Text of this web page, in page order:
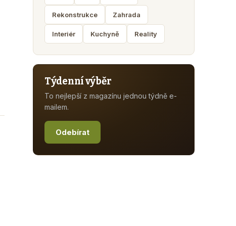
Rekonstrukce Zahrada
Interiér Kuchyně Reality
Týdenní výběr
To nejlepší z magazínu jednou týdně e-
mailem.
Odebírat